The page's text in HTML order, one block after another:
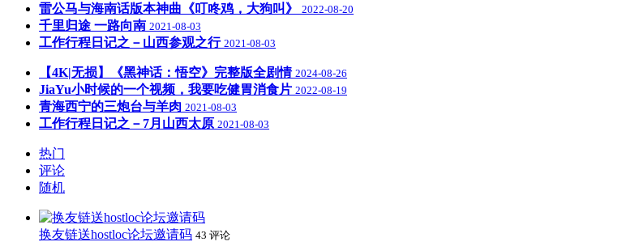
雷公马与海南话版本神曲《叮咚鸡，大狗叫》 2022-08-20
千里归途 一路向南 2021-08-03
工作行程日记之－山西参观之行 2021-08-03
【4K|无损】《黑神话：悟空》完整版全剧情 2024-08-26
JiaYu小时候的一个视频，我要吃健胃消食片 2022-08-19
青海西宁的三炮台与羊肉 2021-08-03
工作行程日记之－7月山西太原 2021-08-03
热门
评论
随机
换友链送hostloc论坛邀请码 43 评论